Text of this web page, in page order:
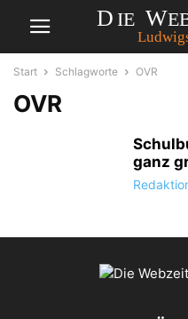
Start Schlagworte OVR
OVR
ganz